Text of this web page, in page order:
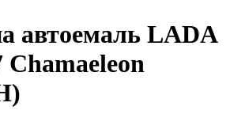
автоемаль LADA